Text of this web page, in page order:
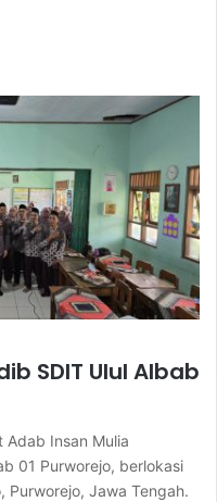
SDIT Ulul Albab
Insan Mulia
01 Purworejo, berlokasi
Purworejo, Jawa Tengah.